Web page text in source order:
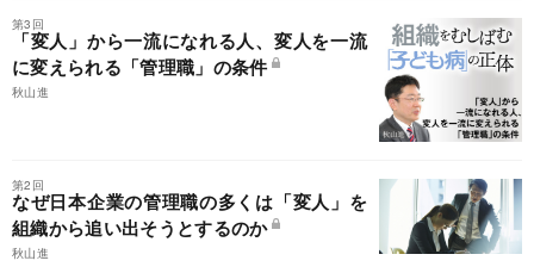
第3回
「変人」から一流になれる人、変人を一流
に変えられる「管理職」の条件
秋山進
第2回
なぜ日本企業の管理職の多くは「変人」を
組織から追い出そうとするのか
秋山進